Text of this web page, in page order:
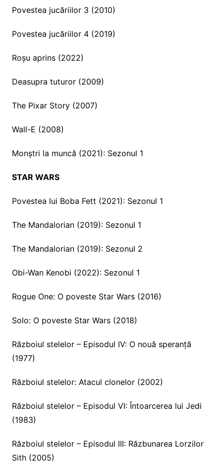
Povestea jucăriilor 3 (2010)
Povestea jucăriilor 4 (2019)
Roșu aprins (2022)
Deasupra tuturor (2009)
The Pixar Story (2007)
Wall-E (2008)
Monștri la muncă (2021): Sezonul 1
STAR WARS
Povestea lui Boba Fett (2021): Sezonul 1
The Mandalorian (2019): Sezonul 1
The Mandalorian (2019): Sezonul 2
Obi-Wan Kenobi (2022): Sezonul 1
Rogue One: O poveste Star Wars (2016)
Solo: O poveste Star Wars (2018)
Războiul stelelor – Episodul IV: O nouă speranță
(1977)
Războiul stelelor: Atacul clonelor (2002)
Războiul stelelor – Episodul VI: Întoarcerea lui Jedi
(1983)
Războiul stelelor – Episodul III: Răzbunarea Lorzilor
Sith (2005)